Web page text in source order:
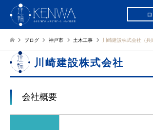
ブログ 神戸市 土木工事 川崎建設株式会社（兵
川崎建設株式会社
会社概要